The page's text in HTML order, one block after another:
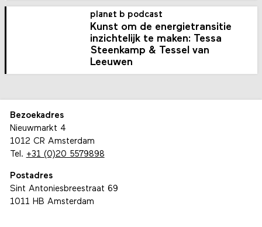
planet b podcast
Kunst om de energietransitie
inzichtelijk te maken: Tessa
Steenkamp & Tessel van
Leeuwen
Bezoekadres
Nieuwmarkt 4
1012 CR Amsterdam
Tel. +31 (0)20 5579898
Postadres
Sint Antoniesbreestraat 69
1011 HB Amsterdam